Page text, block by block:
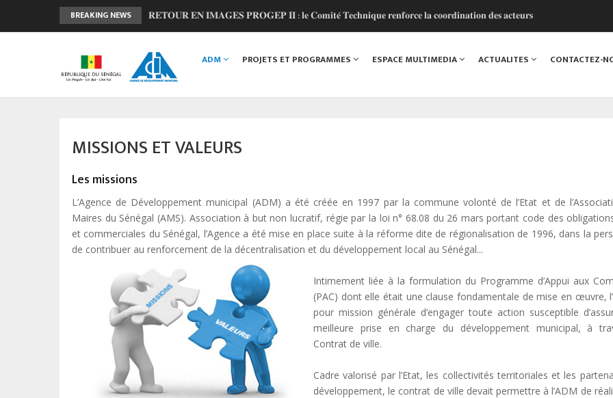
BREAKING NEWS
𝐑𝐄𝐓𝐎𝐔𝐑 𝐄𝐍 𝐈𝐌𝐀𝐆𝐄𝐒 𝐏𝐑𝐎𝐆𝐄𝐏 𝐈𝐈 : 𝐥𝐞 𝐂𝐨𝐦𝐢𝐭𝐞́ 𝐓𝐞𝐜𝐡𝐧𝐢𝐪𝐮𝐞 𝐫𝐞𝐧𝐟𝐨𝐫𝐜𝐞 𝐥𝐚 𝐜𝐨𝐨𝐫𝐝𝐢𝐧𝐚𝐭𝐢𝐨𝐧 𝐝𝐞𝐬 𝐚𝐜𝐭𝐞𝐮𝐫𝐬
𝐅𝐨𝐫𝐞̂𝐭 𝐜𝐥𝐚𝐬𝐬𝐞́𝐞 𝐝𝐞 𝐌𝐛𝐚𝐨 : 𝐮𝐧𝐞 𝐦𝐨𝐛𝐢𝐥𝐢𝐬𝐚𝐭𝐢𝐨𝐧 𝐜𝐨𝐥𝐥𝐞𝐜𝐭𝐢𝐯𝐞 𝐩𝐨𝐮𝐫 𝐮𝐧 𝐚𝐯𝐞𝐧𝐢𝐫 𝐩𝐥𝐮𝐬 𝐫𝐞́𝐬𝐢𝐥𝐢𝐞𝐧𝐭
𝐋𝐚𝐧𝐜𝐞𝐦𝐞𝐧𝐭 𝐝𝐞 𝐥’𝐎𝐁𝐅𝐈𝐋𝐎𝐂 : 𝐔𝐧 𝐧𝐨𝐮𝐯𝐞𝐥 𝐨𝐮𝐭𝐢𝐥 𝐩𝐨𝐮𝐫 𝐦𝐨𝐝𝐞𝐫𝐧𝐢𝐬𝐞𝐫 𝐥𝐞𝐬 𝐟𝐢𝐧𝐚𝐧𝐜𝐞𝐬 𝐥𝐨𝐜𝐚𝐥𝐞𝐬 𝐚𝐮 𝐒𝐞́𝐧𝐞́𝐠𝐚𝐥
𝐏𝐑𝐎𝐆𝐄𝐏 𝟐 - 𝐅𝐚𝐜𝐞 𝐚̀ 𝐥'𝐡𝐢𝐯𝐞𝐫𝐧𝐚𝐠𝐞, 𝐥𝐚 𝐦𝐨𝐛𝐢𝐥𝐢𝐬𝐚𝐭𝐢𝐨𝐧 𝐜𝐨𝐧𝐭𝐢𝐧𝐮𝐞
𝐉𝐎𝐉 𝐃𝐚𝐤𝐚𝐫 𝟐𝟎𝟐𝟔 : 𝐒𝐚𝐧𝐠𝐚𝐥𝐤𝐚𝐦 𝐬𝐞 𝐦𝐨𝐛𝐢𝐥𝐢𝐬𝐞 𝐚𝐮 𝐜𝐨𝐭𝐞́ 𝐝𝐞 𝐥’𝐀𝐃𝐌 𝐩𝐨𝐮𝐫 𝐜𝐞́𝐥𝐞́𝐛𝐫𝐞𝐫 𝐥'𝐞𝐬𝐩𝐫𝐢𝐭 𝐨𝐥𝐲𝐦𝐩𝐢𝐪𝐮𝐞 !
navigation
ADM PROJETS ET PROGRAMMES ESPACE MULTIMEDIA ACTUALITES CONTACTEZ-
MISSIONS ET VALEURS
Les missions
L’Agence de Développement municipal (ADM) a été créée en 1997 par la commune volonté de l’Etat et de
Maires du Sénégal (AMS). Association à but non lucratif, régie par la loi n° 68.08 du 26 mars portant code des
et commerciales du Sénégal, l’Agence a été mise en place suite à la réforme dite de régionalisation de 1996, dans la
de contribuer au renforcement de la décentralisation et du développement local au Sénégal...
Intimement liée à la formulation du Programme d’Appui aux
(PAC) dont elle était une clause fondamentale de mise en œuvre,
pour mission générale d’engager toute action susceptible
meilleure prise en charge du développement municipal, à
Contrat de ville.
Cadre valorisé par l’Etat, les collectivités territoriales et les
développement, le contrat de ville devait permettre à l’ADM de